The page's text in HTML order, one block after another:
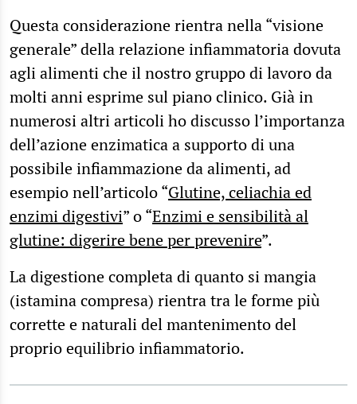
Questa considerazione rientra nella “visione
generale” della relazione infiammatoria dovuta
agli alimenti che il nostro gruppo di lavoro da
molti anni esprime sul piano clinico. Già in
numerosi altri articoli ho discusso l’importanza
dell’azione enzimatica a supporto di una
possibile infiammazione da alimenti, ad
esempio nell’articolo “Glutine, celiachia ed
enzimi digestivi” o “Enzimi e sensibilità al
glutine: digerire bene per prevenire”.
La digestione completa di quanto si mangia
(istamina compresa) rientra tra le forme più
corrette e naturali del mantenimento del
proprio equilibrio infiammatorio.